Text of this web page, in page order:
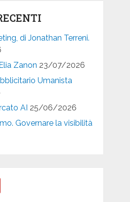
di Jonathan Terreni.
Zanon 23/07/2026
Umanista
AI 25/06/2026
Governare la visibilità